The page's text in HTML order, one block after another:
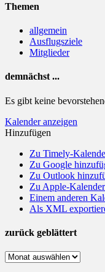
Themen
allgemein
Ausflugsziele
Mitglieder
demnächst ...
Es gibt keine
Kalender anzeigen
Hinzufügen
Zu Timely-
Zu Google
Zu Outlook
Zu Apple-
Einem anderen
Als XML
zurück geblättert
zurück